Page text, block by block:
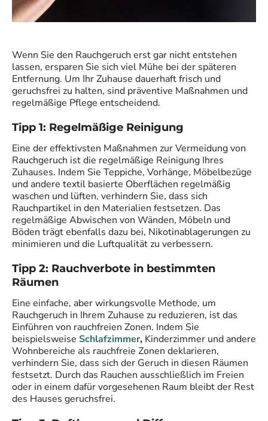
Wenn Sie den Rauchgeruch erst gar nicht entstehen
lassen, ersparen Sie sich viel Mühe bei der späteren
Entfernung. Um Ihr Zuhause dauerhaft frisch und
geruchsfrei zu halten, sind präventive Maßnahmen und
regelmäßige Pflege entscheidend.
Tipp 1: Regelmäßige Reinigung
Eine der effektivsten Maßnahmen zur Vermeidung von
Rauchgeruch ist die regelmäßige Reinigung Ihres
Zuhauses. Indem Sie Teppiche, Vorhänge, Möbelbezüge
und andere textil basierte Oberflächen regelmäßig
waschen und lüften, verhindern Sie, dass sich
Rauchpartikel in den Materialien festsetzen. Das
regelmäßige Abwischen von Wänden, Möbeln und
Böden trägt ebenfalls dazu bei, Nikotinablagerungen zu
minimieren und die Luftqualität zu verbessern.
Tipp 2: Rauchverbote in bestimmten
Räumen
Eine einfache, aber wirkungsvolle Methode, um
Rauchgeruch in Ihrem Zuhause zu reduzieren, ist das
Einführen von rauchfreien Zonen. Indem Sie
beispielsweise Schlafzimmer, Kinderzimmer und andere
Wohnbereiche als rauchfreie Zonen deklarieren,
verhindern Sie, dass sich der Geruch in diesen Räumen
festsetzt. Durch das Rauchen ausschließlich im Freien
oder in einem dafür vorgesehenen Raum bleibt der Rest
des Hauses geruchsfrei.